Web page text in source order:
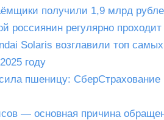
получили 1,9 млрд
россиянин регулярно проходит
Solaris возглавили топ
году
пшеницу:
— основная причина